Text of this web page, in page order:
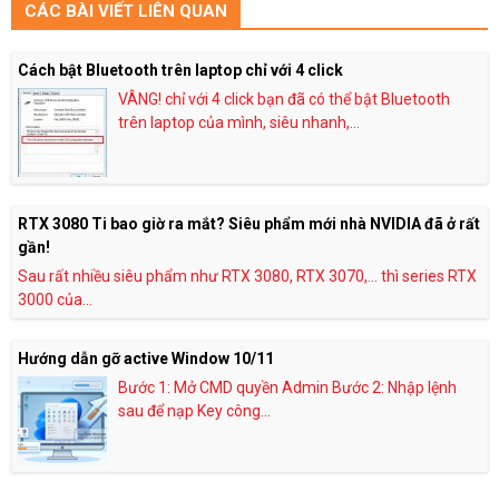
CÁC BÀI VIẾT LIÊN QUAN
Cách bật Bluetooth trên laptop chỉ với 4 click
VÂNG! chỉ với 4 click bạn đã có thể bật Bluetooth
trên laptop của mình, siêu nhanh,...
RTX 3080 Ti bao giờ ra mắt? Siêu phẩm mới nhà NVIDIA đã ở rất
gần!
Sau rất nhiều siêu phẩm như RTX 3080, RTX 3070,… thì series RTX
3000 của...
Hướng dẫn gỡ active Window 10/11
Bước 1: Mở CMD quyền Admin Bước 2: Nhập lệnh
sau để nạp Key công...